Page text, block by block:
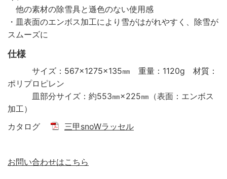
他の素材の除雪具と遜色のない使用感
・皿表面のエンボス加工により雪がはがれやすく、除雪が
スムーズに
仕様
サイズ：567×1275×135㎜ 重量：1120g 材質：
ポリプロピレン
皿部分サイズ：約553㎜×225㎜（表面：エンボス
加工）
カタログ
三甲snoWラッセル
お問い合わせはこちら